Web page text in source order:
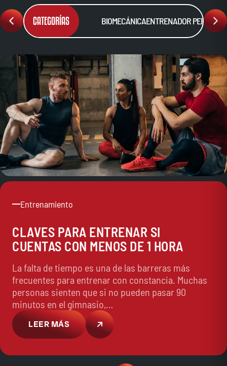
CATEGORÍAS BIOMECÁNICAENTRENADOR PERSONAL
Entrenamiento
CLAVES PARA ENTRENAR SI
CUENTAS CON MENOS DE 1 HORA
La falta de tiempo es una de las barreras más
frecuentes para entrenar con constancia. Muchas
personas sienten que si no pueden pasar 90
minutos en el gimnasio,…
LEER MÁS